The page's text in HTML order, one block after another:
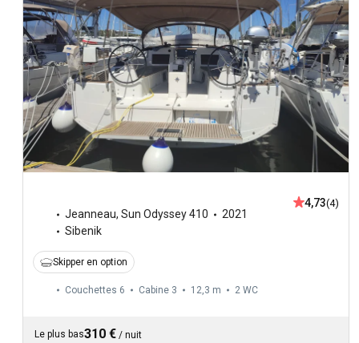
Jeanneau, Sun Odyssey 410
2021
Sibenik
4,73(4)
Skipper en option
Couchettes 6 Cabine 3 12,3 m 2 WC
Le plus bas310 € / nuit